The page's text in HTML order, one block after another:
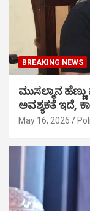
BREAKING NEWS
ಮುಸಲ್ಮಾನ
ಅವಶ್ಯಕತೆ ಇದೆ,
May 16, 2026